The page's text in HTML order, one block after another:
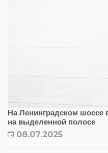
На Ленинградском шоссе
на выделенной полосе
08.07.2025